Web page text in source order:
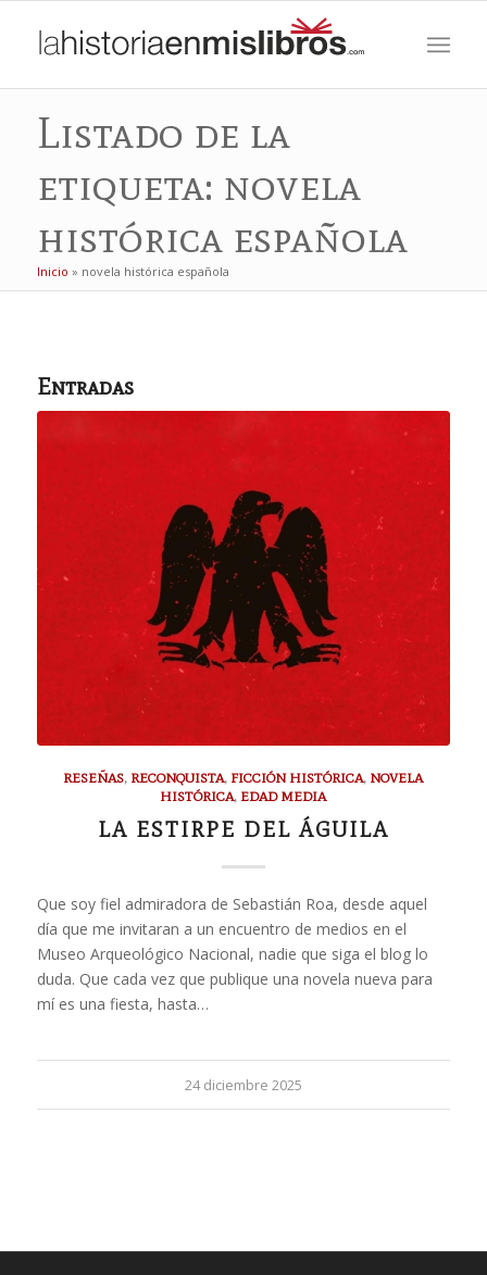
Listado de la
etiqueta: novela
histórica española
Inicio » novela histórica española
Entradas
RESEÑAS, RECONQUISTA, FICCIÓN HISTÓRICA, NOVELA
HISTÓRICA, EDAD MEDIA
LA ESTIRPE DEL ÁGUILA
Que soy fiel admiradora de Sebastián Roa, desde aquel
día que me invitaran a un encuentro de medios en el
Museo Arqueológico Nacional, nadie que siga el blog lo
duda. Que cada vez que publique una novela nueva para
mí es una fiesta, hasta…
24 diciembre 2025